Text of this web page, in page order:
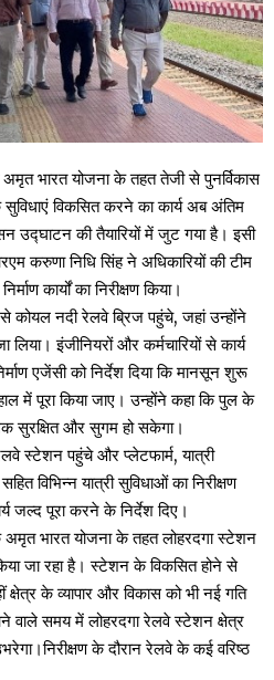
भारत योजना के तहत तेजी से पुनर्विकास
विकसित करने का कार्य अब अंतिम
की तैयारियों में जुट गया है। इसी
करुणा निधि सिंह ने अधिकारियों की टीम
कार्यों का निरीक्षण किया।
नदी रेलवे ब्रिज पहुंचे, जहां उन्होंने
इंजीनियरों और कर्मचारियों से कार्य
एजेंसी को निर्देश दिया कि मानसून शुरू
में पूरा किया जाए। उन्होंने कहा कि पुल के
सुरक्षित और सुगम हो सकेगा।
स्टेशन पहुंचे और प्लेटफार्म, यात्री
विभिन्न यात्री सुविधाओं का निरीक्षण
जल्द पूरा करने के निर्देश दिए।
अमृत भारत योजना के तहत लोहरदगा स्टेशन
जा रहा है। स्टेशन के विकसित होने से
क्षेत्र के व्यापार और विकास को भी नई गति
वाले समय में लोहरदगा रेलवे स्टेशन क्षेत्र
के दौरान रेलवे के कई वरिष्ठ